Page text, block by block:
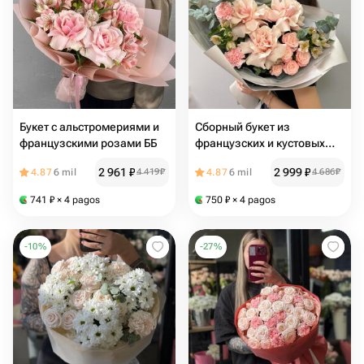
Букет с альстромериями и
французскими розами ББ
4.876 mil 2 961 ₽4 419₽
741 ₽ × 4 pagos
Сборный букет из
французских и кустовых
оформлении
4.876 mil 2 999₽4 686₽
750 ₽ × 4 pagos
-10% -27%